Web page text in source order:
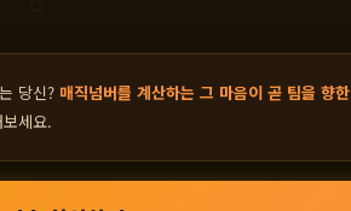
당신? 매직넘버를 계산하는 그 마음이 곧 팀을 향한
세요.